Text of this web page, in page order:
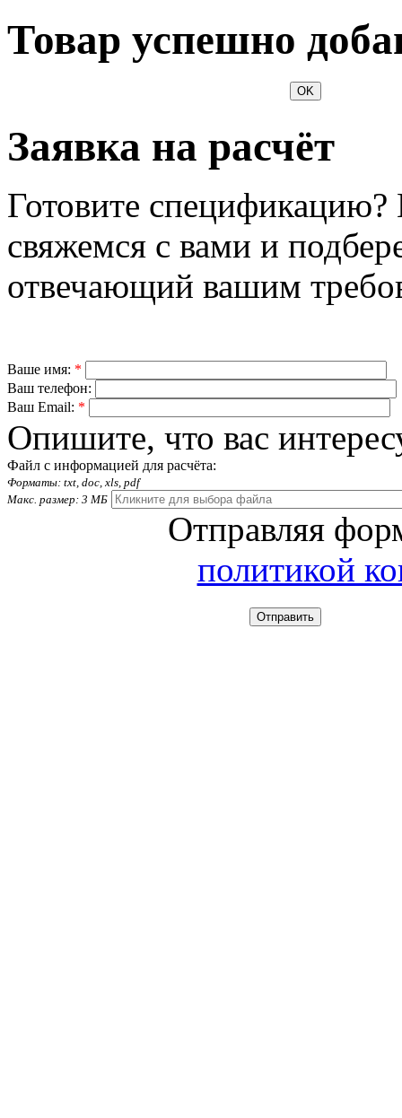
Товар успешно
OK
Заявка на расчёт
Готовите
свяжемся с вами и
отвечающий вашим
Ваше имя: *
Ваш телефон:
Ваш Email: *
Опишите, что вас
Файл с информацией для расчёта:
Форматы: txt, doc, xls, pdf
Макс. размер: 3 МБ
Отправляя
политикой
Отправить